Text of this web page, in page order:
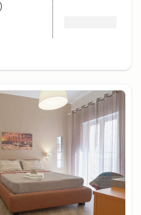
)